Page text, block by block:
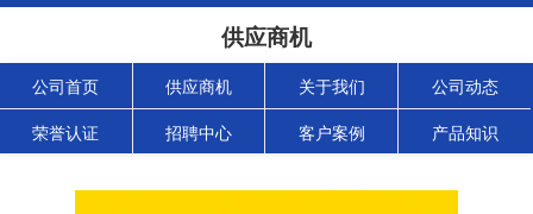
供应商机
公司首页 供应商机 关于我们 公司动态
荣誉认证 招聘中心 客户案例 产品知识